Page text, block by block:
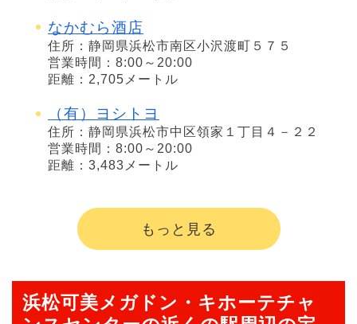
なかむら酒店
住所：静岡県浜松市南区小沢渡町５７５
営業時間：8:00～20:00
距離：2,705メートル
（有）ヨシトヨ
住所：静岡県浜松市中区領家１丁目４－２２
営業時間：8:00～20:00
距離：3,483メートル
もっと見る
浜松可美メガドン・キホーテチャ